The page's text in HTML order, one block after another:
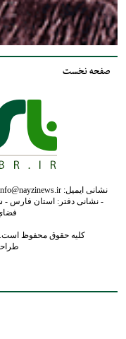
صفحه نخست
- نشانی دفتر: استان فارس -
فضاي
کلیه حقوق محفوظ است.